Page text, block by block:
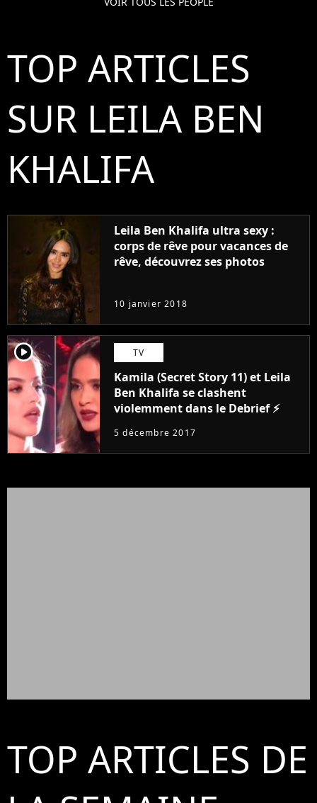
TOP ARTICLES
SUR LEILA BEN
KHALIFA
Leila Ben Khalifa ultra sexy :
corps de rêve pour vacances de
rêve, découvrez ses photos
10 janvier 2018
player2 TV
Kamila (Secret Story 11) et Leila
Ben Khalifa se clashent
violemment dans le Debrief ⚡️
5 décembre 2017
TOP ARTICLES DE